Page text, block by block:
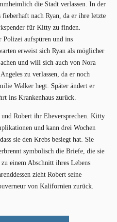
die Stadt verlassen. In der
nach Ryan, da er ihre letzte
für Kitty zu finden.
Polizei aufspüren und ins
erweist sich Ryan als möglicher
und will sich auch von Nora
zu verlassen, da er noch
Walker hegt. Später ändert er
ins Krankenhaus zurück.
Robert ihr Eheversprechen. Kitty
und kann drei Wochen
sie den Krebs besiegt hat. Sie
symbolisch die Briefe, die sie
einem Abschnitt ihres Lebens
zieht Robert seine
von Kalifornien zurück.